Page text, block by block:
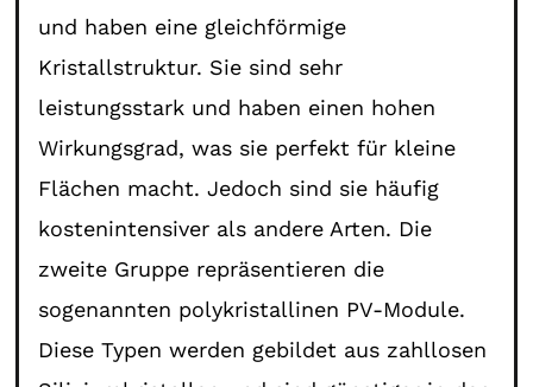
und haben eine gleichförmige
Kristallstruktur. Sie sind sehr
leistungsstark und haben einen hohen
Wirkungsgrad, was sie perfekt für kleine
Flächen macht. Jedoch sind sie häufig
kostenintensiver als andere Arten. Die
zweite Gruppe repräsentieren die
sogenannten polykristallinen PV-Module.
Diese Typen werden gebildet aus zahllosen